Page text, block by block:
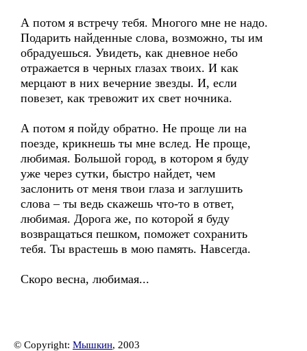
А потом я встречу тебя. Многого мне не надо.
Подарить найденные слова, возможно, ты им
обрадуешься. Увидеть, как дневное небо
отражается в черных глазах твоих. И как
мерцают в них вечерние звезды. И, если
повезет, как тревожит их свет ночника.
А потом я пойду обратно. Не проще ли на
поезде, крикнешь ты мне вслед. Не проще,
любимая. Большой город, в котором я буду
уже через сутки, быстро найдет, чем
заслонить от меня твои глаза и заглушить
слова – ты ведь скажешь что-то в ответ,
любимая. Дорога же, по которой я буду
возвращаться пешком, поможет сохранить
тебя. Ты врастешь в мою память. Навсегда.
Скоро весна, любимая...
© Copyright: Мышкин, 2003